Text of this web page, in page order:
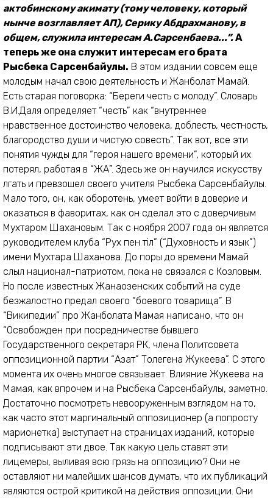
актобинскому акимату (тому человеку, который
нынче возглавляет АП), Серику Абдрахманову, в
общем, служила интересам А.Сарсенбаева...”.А
теперь же она служит интересам его брата
Рысбека Сарсенбайулы. В этом издании совсем еще
молодым начал свою деятельность и Жанболат Мамай.
Есть старая поговорка: “Береги честь с молоду”. Словарь
В.И.Даля определяет “честь” как “внутреннее
нравственное достоинство человека, доблесть, честность,
благородство души и чистую совесть”. Так вот, все эти
понятия чужды для “героя нашего времени”, который их
потерял, работая в “ЖА”. Здесь же он научился искусству
лгать и превзошел своего учителя Рысбека Сарсенбайулы.
Мало того, он, как оборотень, умеет войти в доверие и
оказаться в фаворитах, как он сделал это с доверчивым
Мухтаром Шахановым. Так с ноября 2007 года он является
руководителем клуба “Рух пен тіл” (“Духовность и язык”)
имени Мухтара Шаханова. До поры до времени Мамай
слыл национал-патриотом, пока не связался с Козловым.
Но после известных Жанаозенских событий на суде
безжалостно предал своего “боевого товарища”. В
“Википедии” про Жанболата Мамая написано, что он
“Освобожден при посредничестве бывшего
Государственного секретаря РК, члена Политсовета
оппозиционной партии “Азат” Толегена Жукеева”. С этого
момента их очень многое связывает. Влияние Жукеева на
Мамая, как впрочем и на Рысбека Сарсенбайулы, заметно.
Достаточно посмотреть невооруженным взглядом на то,
как часто этот маргинальный оппозиционер (а попросту
марионетка) выступает на страницах изданий, которые
подписывают эти двое. Так какую цель ставят эти
лицемеры, выливая всю грязь на оппозицию? Они не
оставляют ни малейших шансов думать, что их публикаций
являются острой критикой на действия оппозиции. Они